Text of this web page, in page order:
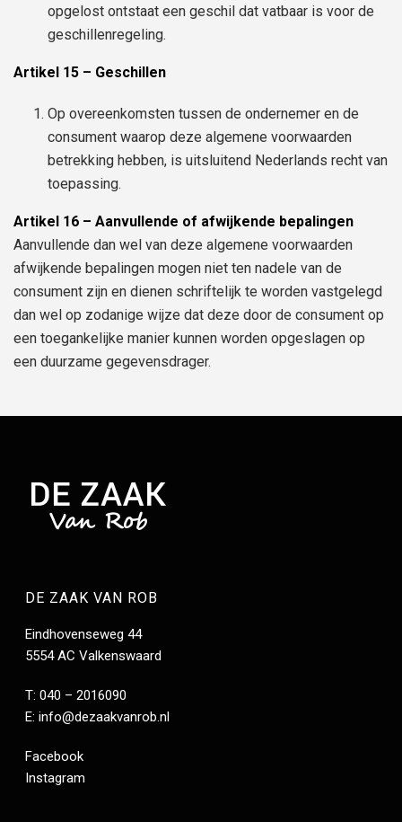
opgelost ontstaat een geschil dat vatbaar is voor de
geschillenregeling.
Artikel 15 – Geschillen
Op overeenkomsten tussen de ondernemer en de
consument waarop deze algemene voorwaarden
betrekking hebben, is uitsluitend Nederlands recht van
toepassing.
Artikel 16 – Aanvullende of afwijkende bepalingen
Aanvullende dan wel van deze algemene voorwaarden
afwijkende bepalingen mogen niet ten nadele van de
consument zijn en dienen schriftelijk te worden vastgelegd
dan wel op zodanige wijze dat deze door de consument op
een toegankelijke manier kunnen worden opgeslagen op
een duurzame gegevensdrager.
DE ZAAK VAN ROB
Eindhovenseweg 44
5554 AC Valkenswaard
T: 040 – 2016090
E:info@dezaakvanrob.nl
Facebook
Instagram